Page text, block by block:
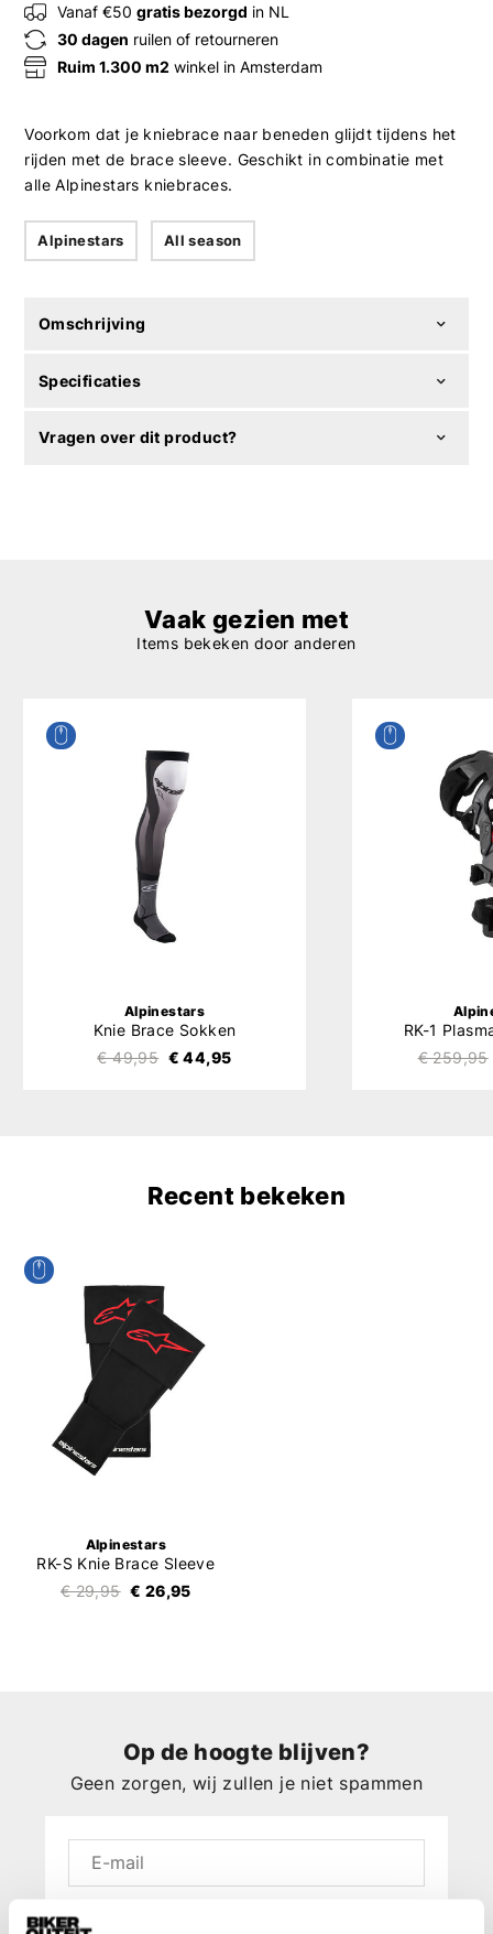
Vanaf €50gratis bezorgd in NL
30 dagen ruilen of retourneren
Ruim 1.300 m2 winkel in Amsterdam
Voorkom dat je kniebrace naar beneden glijdt tijdens het
rijden met de brace sleeve. Geschikt in combinatie met
alle Alpinestars kniebraces.
Alpinestars All season
Omschrijving
Specificaties
Vragen over dit product?
Vaak gezien met
Items bekeken door anderen
Alpinestars
Knie Brace Sokken
€ 49,95 € 44,95
RK-1
€ 259,95
Recent bekeken
Alpinestars
RK-S Knie Brace Sleeve
€ 29,95 € 26,95
Op de hoogte blijven?
Geen zorgen, wij zullen je niet spammen